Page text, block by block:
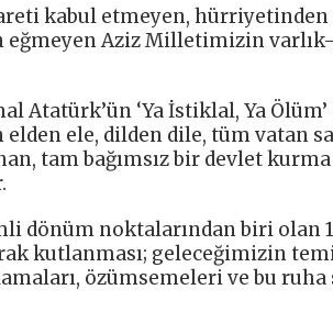
kabul etmeyen,
eğmeyen Aziz Milletimizin
Atatürk’ün ‘Ya İstiklal, Ya
elden ele, dilden dile, tüm vatan
tam bağımsız bir devlet
dönüm noktalarından biri olan
kutlanması; geleceğimizin
özümsemeleri ve bu ruha